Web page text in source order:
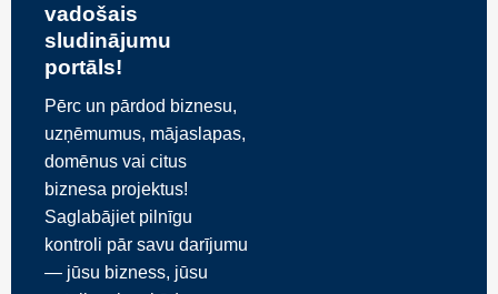
vadošais
sludinājumu
portāls!
Pērc un pārdod biznesu,
uzņēmumus, mājaslapas,
domēnus vai citus
biznesa projektus!
Saglabājiet pilnīgu
kontroli pār savu darījumu
— jūsu bizness, jūsu